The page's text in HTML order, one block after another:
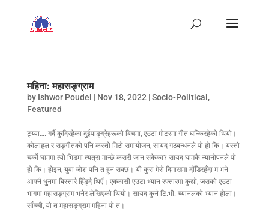
महिना: महासङ्ग्राम
by Ishwor Poudel | Nov 18, 2022 |Socio-Political ,
Featured
ट्य्या…. गर्दै कुदिरहेका दुईपाङ्ग्रेहरूको बिचमा, एउटा मोटरमा गीत घन्किरहेको थियो।
कोलाहल र सङ्गीतको पनि कस्तो मिठो समायोजन, सायद गठबन्धनले पो हो कि। यस्तो
चर्को घाममा त्यो भिडमा त्यत्रा मान्छे कसरी जान सकेका? सायद घामकै न्यानोपनले पो
हो कि। होइन, युवा जोश पनि त हुन सक्छ। यी कुरा मेरो दिमाखमा दौँडिरहँदा म भने
आफ्नै धुुनमा बिस्तारै हिँड्दै थिएँ। एक्कासी एउटा भ्यान रफ्तारमा कुद्यो, जसको एउटा
भागमा महासङ्ग्राम भनेर लेखिएको थियो। सायद कुनै टि.भी. च्यानलको भ्यान होला।
साँच्ची, यो त महासङ्ग्राम महिना पो त।